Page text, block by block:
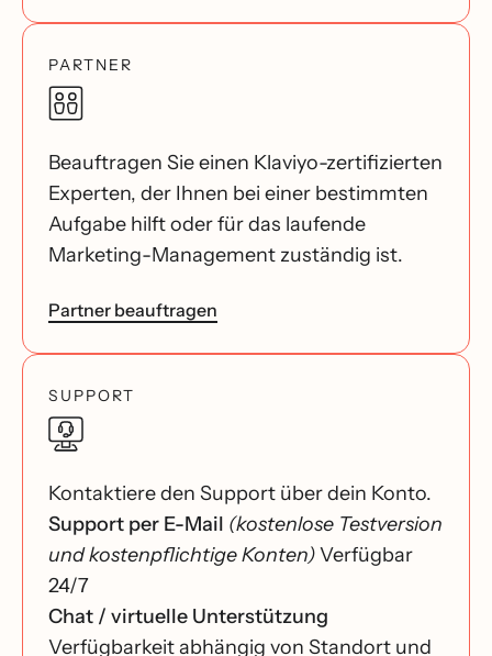
PARTNER
Beauftragen Sie einen Klaviyo-zertifizierten
Experten, der Ihnen bei einer bestimmten
Aufgabe hilft oder für das laufende
Marketing-Management zuständig ist.
Partner beauftragen
SUPPORT
Kontaktiere den Support über dein Konto.
Support per E-Mail (kostenlose Testversion
und kostenpflichtige Konten)Verfügbar
24/7
Chat / virtuelle Unterstützung
Verfügbarkeit abhängig von Standort und